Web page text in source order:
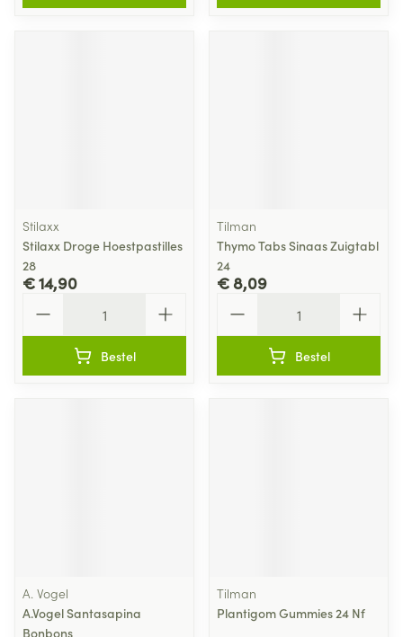
Stilaxx
Stilaxx Droge Hoestpastilles
28
€ 14,90
Bestel
Tilman
Thymo Tabs Sinaas Zuigtabl
24
€ 8,09
Bestel
A. Vogel
A.Vogel Santasapina
Bonbons
Tilman
Plantigom Gummies 24 Nf